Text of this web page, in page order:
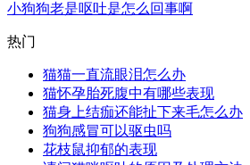
小狗狗老是呕吐是怎么回事啊
热门
猫猫一直流眼泪怎么办
猫怀孕胎死腹中有哪些表现
猫身上结痂还能扯下来毛怎么办
狗狗感冒可以驱虫吗
花枝鼠抑郁的表现